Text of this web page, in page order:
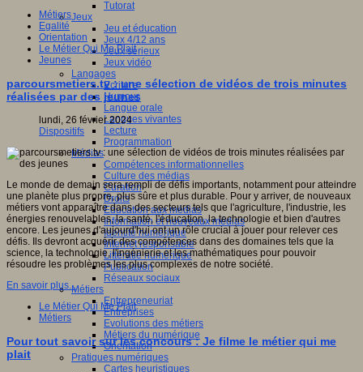
Tutorat
Jeux
Jeu et éducation
Jeux 4/12 ans
Jeux sérieux
Jeux vidéo
Langages
Ecriture
Humour
Langue orale
Langues vivantes
Lecture
Programmation
Médias
Compétences informationnelles
Culture des médias
Curation
Droits
Education aux médias
Information et nouveaux médias
Identité numérique
Internet responsable
Littératie numérique
Publication
Réseaux sociaux
Métiers
Entrepreneuriat
Entreprises
Evolutions des métiers
Métiers du numérique
Orientation
Pratiques numériques
Cartes heuristiques
Métiers
Egalité
Orientation
Le Métier Qui Me Plait
Jeunes
parcoursmetiers.tv : une sélection de vidéos de trois minutes
réalisées par des jeunes
lundi, 26 février 2024
Dispositifs
Le monde de demain sera rempli de défis importants, notamment pour atteindre
une planète plus propre, plus sûre et plus durable. Pour y arriver, de nouveaux
métiers vont apparaître dans des secteurs tels que l'agriculture, l'industrie, les
énergies renouvelables, la santé, l'éducation, la technologie et bien d'autres
encore. Les jeunes d'aujourd'hui ont un rôle crucial à jouer pour relever ces
défis. Ils devront acquérir des compétences dans des domaines tels que la
science, la technologie, l'ingénierie et les mathématiques pour pouvoir
résoudre les problèmes les plus complexes de notre société.
En savoir plus...
Le Métier Qui Me Plait
Métiers
Pour tout savoir sur les concours : Je filme le métier qui me
plait